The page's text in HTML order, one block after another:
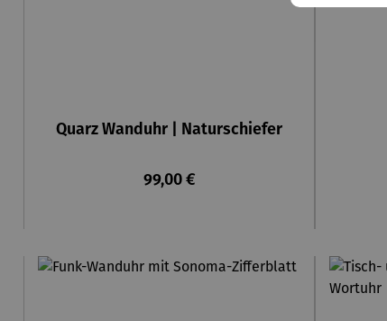
Quarz Wanduhr | Naturschiefer
Regulärer Preis:
99,00 €